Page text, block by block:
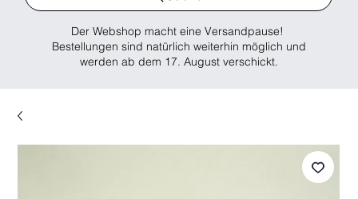
Der Webshop macht eine Versandpause!
Bestellungen sind natürlich weiterhin möglich und
werden ab dem 17. August verschickt.